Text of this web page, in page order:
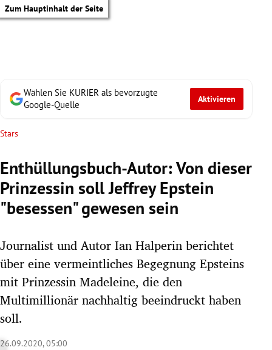
Zum Hauptinhalt der Seite
Untermenü
Untermenü
Untermenü
Wählen Sie KURIER als bevorzugte
Google-Quelle
Aktivieren
Stars
Enthüllungsbuch-Autor: Von dieser
Prinzessin soll Jeffrey Epstein
"besessen" gewesen sein
Journalist und Autor Ian Halperin berichtet
über eine vermeintliches Begegnung Epsteins
mit Prinzessin Madeleine, die den
Multimillionär nachhaltig beeindruckt haben
soll.
26.09.2020, 05:00